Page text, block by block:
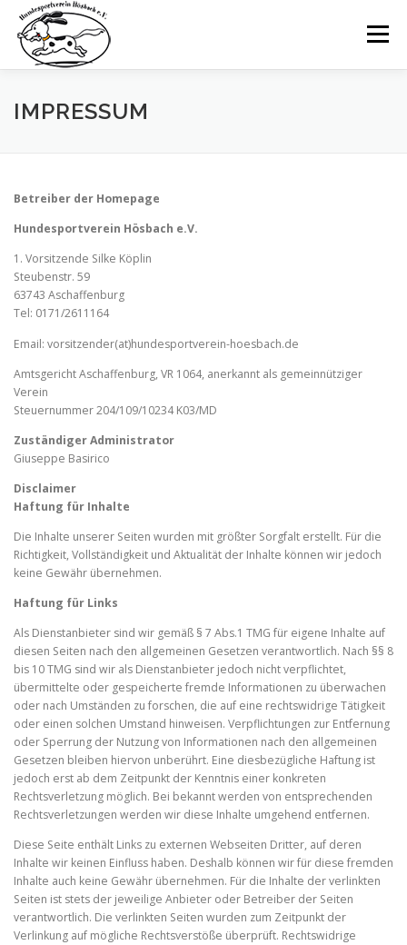
Inhalt
springen
Menü
STARTSEITE NEWS
IMPRESSUM
Betreiber der Homepage
Hundesportverein Hösbach e.V.
1. Vorsitzende Silke Köplin
Steubenstr. 59
63743 Aschaffenburg
Tel: 0171/2611164
Email: vorsitzender(at)hundesportverein-hoesbach.de
Amtsgericht Aschaffenburg, VR 1064, anerkannt als gemeinnütziger
Verein
Steuernummer 204/109/10234 K03/MD
Zuständiger Administrator
Giuseppe Basirico
Disclaimer
Haftung für Inhalte
Die Inhalte unserer Seiten wurden mit größter Sorgfalt erstellt. Für die
Richtigkeit, Vollständigkeit und Aktualität der Inhalte können wir jedoch
keine Gewähr übernehmen.
Haftung für Links
Als Dienstanbieter sind wir gemäß § 7 Abs.1 TMG für eigene Inhalte auf
diesen Seiten nach den allgemeinen Gesetzen verantwortlich. Nach §§ 8
bis 10 TMG sind wir als Dienstanbieter jedoch nicht verpflichtet,
übermittelte oder gespeicherte fremde Informationen zu überwachen
oder nach Umständen zu forschen, die auf eine rechtswidrige Tätigkeit
oder einen solchen Umstand hinweisen. Verpflichtungen zur Entfernung
oder Sperrung der Nutzung von Informationen nach den allgemeinen
Gesetzen bleiben hiervon unberührt. Eine diesbezügliche Haftung ist
jedoch erst ab dem Zeitpunkt der Kenntnis einer konkreten
Rechtsverletzung möglich. Bei bekannt werden von entsprechenden
Rechtsverletzungen werden wir diese Inhalte umgehend entfernen.
Diese Seite enthält Links zu externen Webseiten Dritter, auf deren
Inhalte wir keinen Einfluss haben. Deshalb können wir für diese fremden
Inhalte auch keine Gewähr übernehmen. Für die Inhalte der verlinkten
Seiten ist stets der jeweilige Anbieter oder Betreiber der Seiten
verantwortlich. Die verlinkten Seiten wurden zum Zeitpunkt der
Verlinkung auf mögliche Rechtsverstöße überprüft. Rechtswidrige